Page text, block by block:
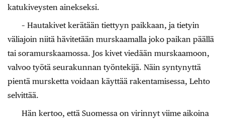
katukiveysten ainekseksi.
– Hautakivet kerätään tiettyyn paikkaan, ja tietyin
väliajoin niitä hävitetään murskaamalla joko paikan päällä
tai soramurskaamossa. Jos kivet viedään murskaamoon,
valvoo työtä seurakunnan työntekijä. Näin syntynyttä
pientä mursketta voidaan käyttää rakentamisessa, Lehto
selvittää.
Hän kertoo, että Suomessa on virinnyt viime aikoina